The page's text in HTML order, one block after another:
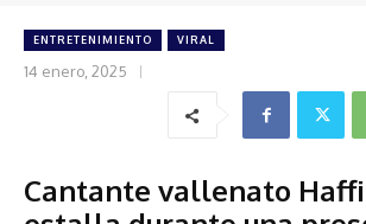
ENTRETENIMIENTO VIRAL
14 enero, 2025
Cantante vallenato